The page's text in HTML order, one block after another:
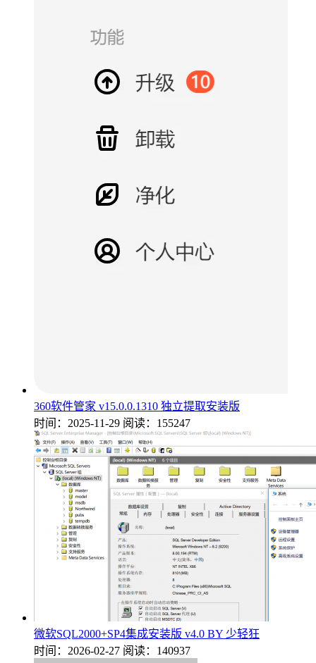
360软件管家 v15.0.0.1310 独立提取安装版
时间：2025-11-29 阅读：155247
微软SQL2000+SP4集成安装版 v4.0 BY 少轻狂
时间：2026-02-27 阅读：140937